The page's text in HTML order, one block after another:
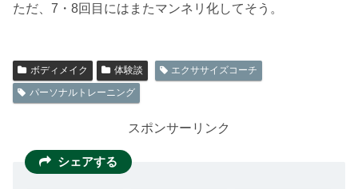
ただ、7・8回目にはまたマンネリ化してそう。
ボディメイク 体験談
エクササイズコーチ
パーソナルトレーニング
スポンサーリンク
シェアする